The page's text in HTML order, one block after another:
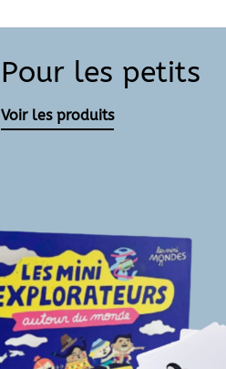
Pour les petits
Voir les produits